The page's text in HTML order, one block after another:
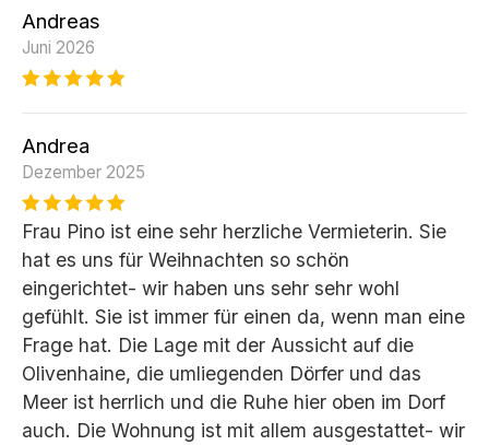
Andreas
Juni 2026
Andrea
Dezember 2025
Frau Pino ist eine sehr herzliche Vermieterin. Sie
hat es uns für Weihnachten so schön
eingerichtet- wir haben uns sehr sehr wohl
gefühlt. Sie ist immer für einen da, wenn man eine
Frage hat. Die Lage mit der Aussicht auf die
Olivenhaine, die umliegenden Dörfer und das
Meer ist herrlich und die Ruhe hier oben im Dorf
auch. Die Wohnung ist mit allem ausgestattet- wir